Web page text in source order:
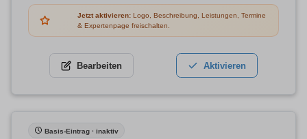
Jetzt aktivieren: Logo, Beschreibung, Leistungen, Termine
& Expertenpage freischalten.
Bearbeiten Aktivieren
Basis-Eintrag · inaktiv